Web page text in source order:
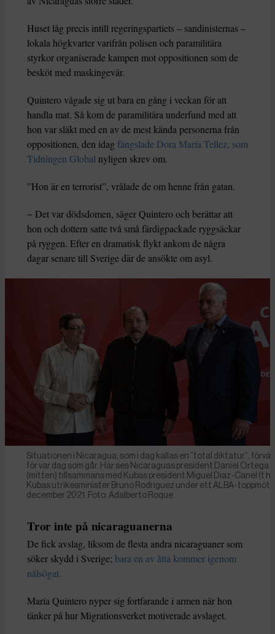
Huset låg precis intill regeringspartiets – sandinisternas –
lokala högkvarter varifrån polisen och paramilitära
styrkor organiserade kampen mot oppositionen som de
besköt med maskingevär.
Quintero vågade sig ut bara en gång i veckan för att
handla mat. Så kom de paramilitära underfund med att
hon var släkt med en av de mest kända personerna från
oppositionen, den idag fängslade Dora María Tellez, som
Tidningen Global nyligen skrev om.
”Hon är en terrorist”, vrålade de om henne från gatan.
− Det var dödsdomen, säger Quintero och berättar att
hon och dottern satte två små färdigpackade ryggsäckar
på ryggen. Efter en dramatisk flykt ankom de några
dagar senare till Sverige där de ansökte om asyl.
Situationen i Nicaragua, som i dag kallas en ”total diktatur”,
för var dag som går. Här ses Nicaraguas president Daniel Ortega
(mitten) tillsammans med Kubas president Miguel Diaz-Canel (t h)
Kubas utrikesminister Bruno Rodriguez under ett ALBA-
december 2021. Foto: Adalberto Roque
Tror inte på nicaraguanerna
De fick avslag, liksom de flesta andra nicaraguaner som
söker skydd i Sverige; bara en av åtta kommer igenom
nålsögat.
María Quintero nyper sig fortfarande i armen när hon
tänker på hur Migrationsverket motiverade avslaget.